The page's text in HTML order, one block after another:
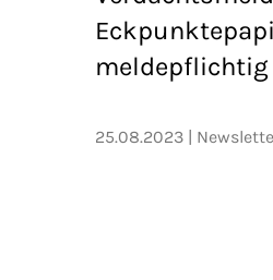
meldepflichtig
25.08.2023